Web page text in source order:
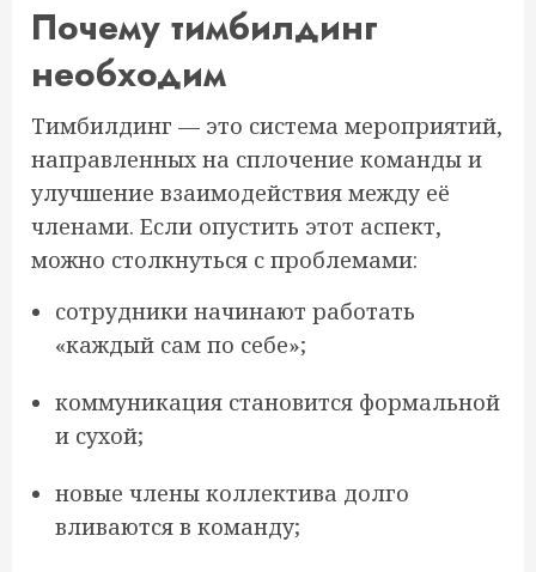
Почему тимбилдинг
необходим
Тимбилдинг — это система мероприятий,
направленных на сплочение команды и
улучшение взаимодействия между её
членами. Если опустить этот аспект,
можно столкнуться с проблемами:
сотрудники начинают работать
«каждый сам по себе»;
коммуникация становится формальной
и сухой;
новые члены коллектива долго
вливаются в команду;